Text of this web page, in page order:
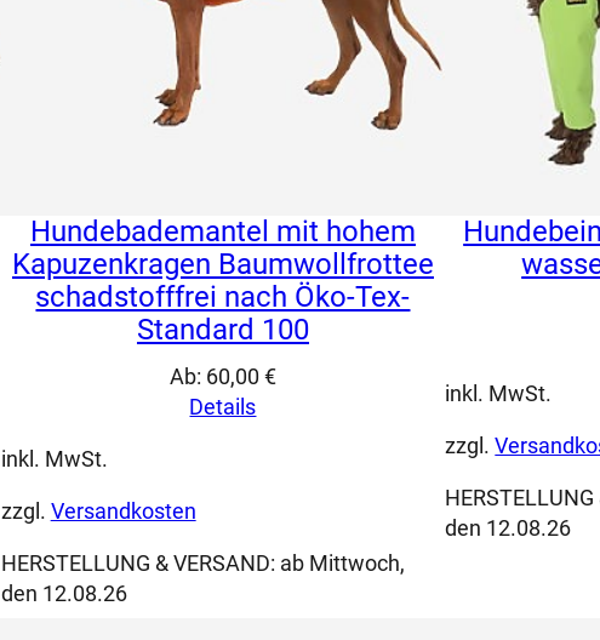
Hundebademantel mit hohem
Kapuzenkragen Baumwollfrottee
schadstofffrei nach Öko-Tex-
Standard 100
Ab: 60,00 €
Details
inkl. MwSt.
zzgl. Versandkosten
HERSTELLUNG & VERSAND: ab Mittwoch,
den 12.08.26
inkl. MwSt.
zzgl.
HERSTELLUNG
den 12.08.26